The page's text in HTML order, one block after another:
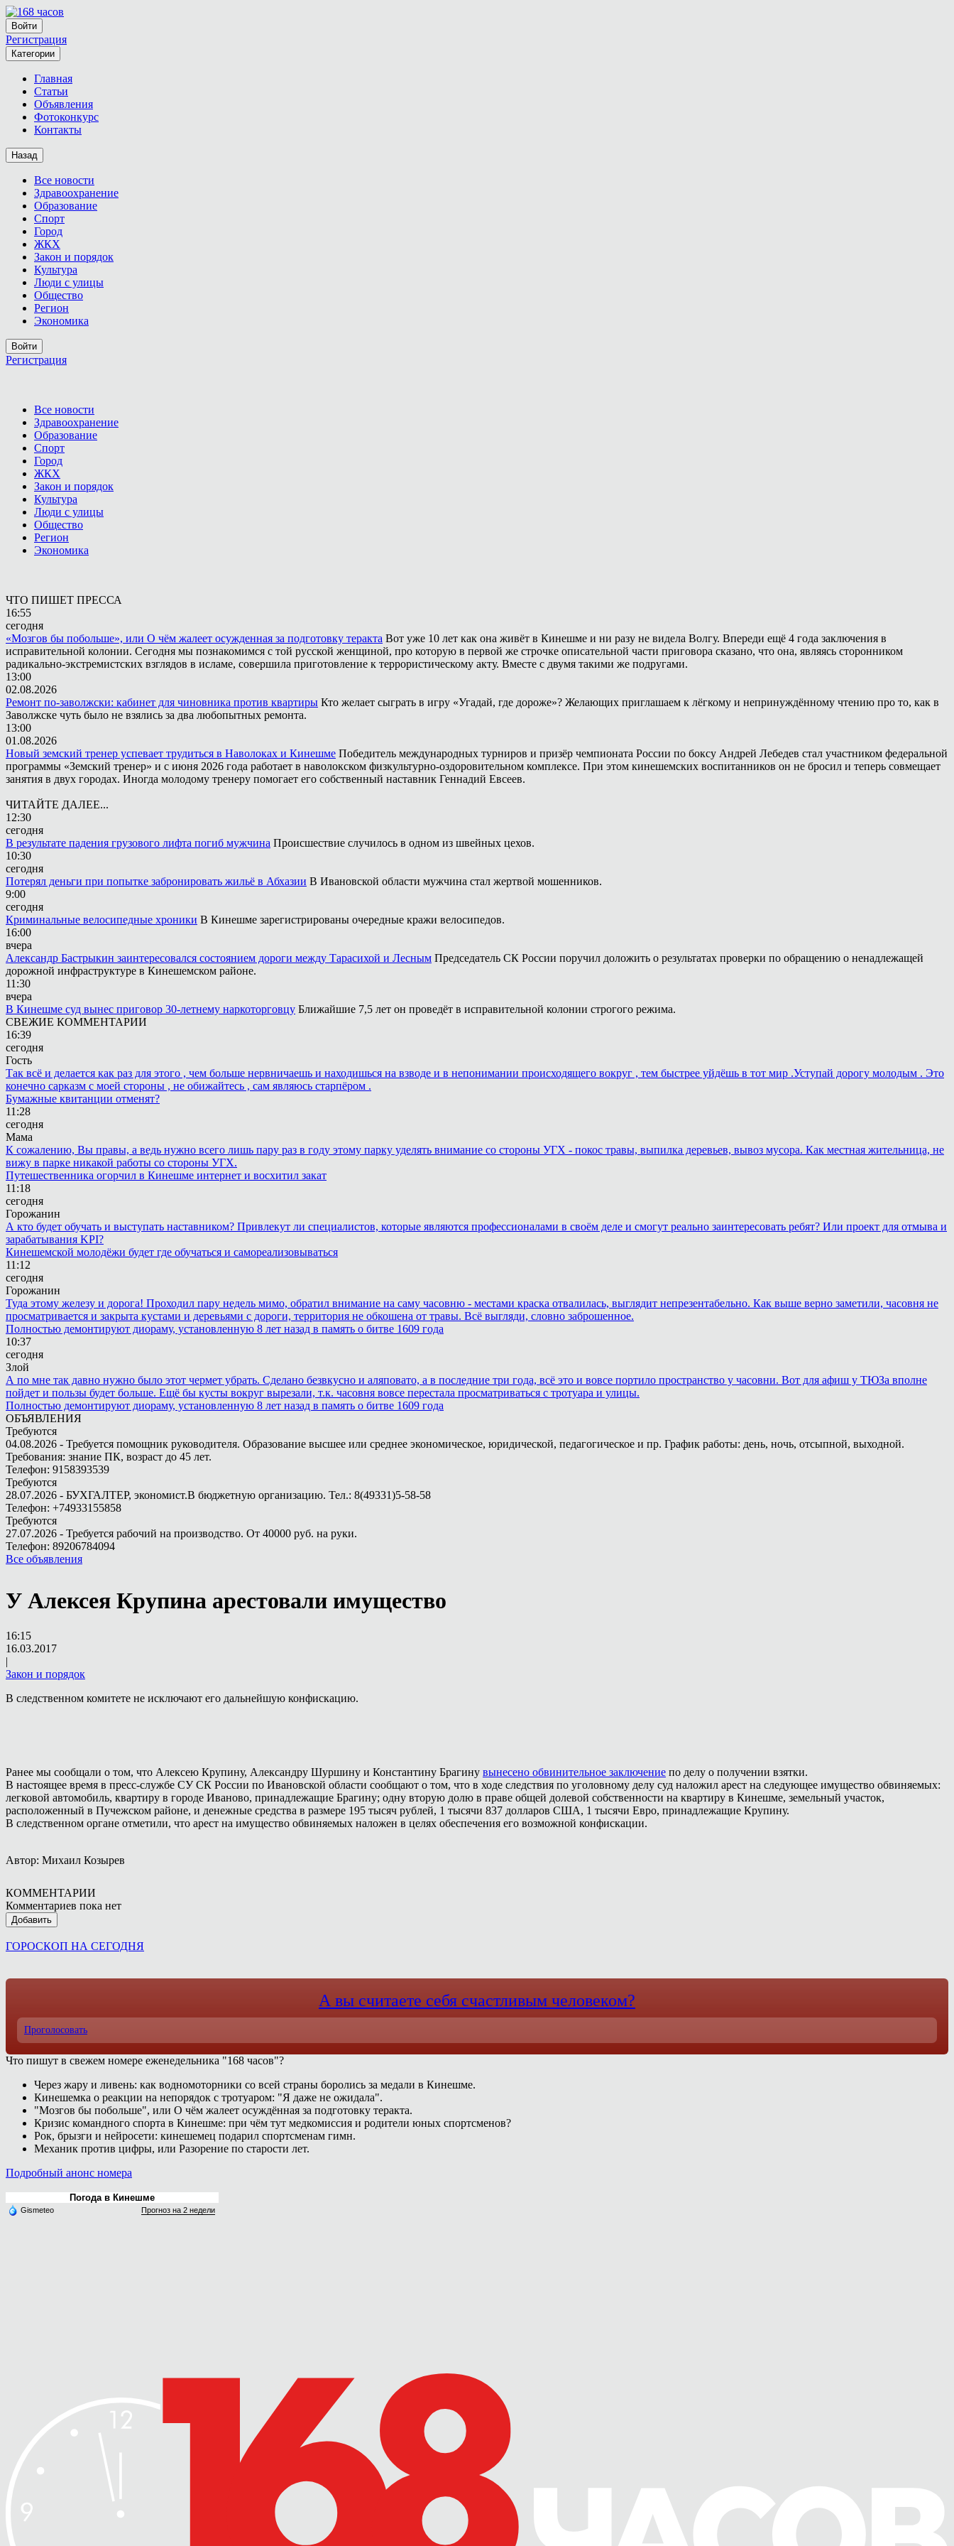
Войти
Регистрация
Категории
Главная
Статьи
Объявления
Фотоконкурс
Контакты
Назад
Все новости
Здравоохранение
Образование
Спорт
Город
ЖКХ
Закон и порядок
Культура
Люди с улицы
Общество
Регион
Экономика
Войти
Регистрация
Все новости
Здравоохранение
Образование
Спорт
Город
ЖКХ
Закон и порядок
Культура
Люди с улицы
Общество
Регион
Экономика
ЧТО ПИШЕТ ПРЕССА
16:55
сегодня
«Мозгов бы побольше», или О чём жалеет осужденная за подготовку теракта Вот уже 10 лет как она живёт в Кинешме и ни разу не видела Волгу. Впереди ещё 4 года заключения в
исправительной колонии. Сегодня мы познакомимся с той русской женщиной, про которую в первой же строчке описательной части приговора сказано, что она, являясь сторонником
радикально-экстремистских взглядов в исламе, совершила приготовление к террористическому акту. Вместе с двумя такими же подругами.
13:00
02.08.2026
Ремонт по-заволжски: кабинет для чиновника против квартиры Кто желает сыграть в игру «Угадай, где дороже»? Желающих приглашаем к лёгкому и непринуждённому чтению про то, как в
Заволжске чуть было не взялись за два любопытных ремонта.
13:00
01.08.2026
Новый земский тренер успевает трудиться в Наволоках и Кинешме Победитель международных турниров и призёр чемпионата России по боксу Андрей Лебедев стал участником федеральной
программы «Земский тренер» и с июня 2026 года работает в наволокском физкультурно-оздоровительном комплексе. При этом кинешемских воспитанников он не бросил и теперь совмещает
занятия в двух городах. Иногда молодому тренеру помогает его собственный наставник Геннадий Евсеев.
ЧИТАЙТЕ ДАЛЕЕ...
12:30
сегодня
В результате падения грузового лифта погиб мужчина Происшествие случилось в одном из швейных цехов.
10:30
сегодня
Потерял деньги при попытке забронировать жильё в Абхазии В Ивановской области мужчина стал жертвой мошенников.
9:00
сегодня
Криминальные велосипедные хроники В Кинешме зарегистрированы очередные кражи велосипедов.
16:00
вчера
Александр Бастрыкин заинтересовался состоянием дороги между Тарасихой и Лесным Председатель СК России поручил доложить о результатах проверки по обращению о ненадлежащей
дорожной инфраструктуре в Кинешемском районе.
11:30
вчера
В Кинешме суд вынес приговор 30-летнему наркоторговцу Ближайшие 7,5 лет он проведёт в исправительной колонии строгого режима.
СВЕЖИЕ КОММЕНТАРИИ
16:39
сегодня
Гость
Так всё и делается как раз для этого , чем больше нервничаешь и находишься на взводе и в непонимании происходящего вокруг , тем быстрее уйдёшь в тот мир .Уступай дорогу молодым . Это
конечно сарказм с моей стороны , не обижайтесь , сам являюсь старпёром .
Бумажные квитанции отменят?
11:28
сегодня
Мама
К сожалению, Вы правы, а ведь нужно всего лишь пару раз в году этому парку уделять внимание со стороны УГХ - покос травы, выпилка деревьев, вывоз мусора. Как местная жительница, не
вижу в парке никакой работы со стороны УГХ.
Путешественника огорчил в Кинешме интернет и восхитил закат
11:18
сегодня
Горожанин
А кто будет обучать и выступать наставником? Привлекут ли специалистов, которые являются профессионалами в своём деле и смогут реально заинтересовать ребят? Или проект для отмыва и
зарабатывания KPI?
Кинешемской молодёжи будет где обучаться и самореализовываться
11:12
сегодня
Горожанин
Туда этому железу и дорога! Проходил пару недель мимо, обратил внимание на саму часовню - местами краска отвалилась, выглядит непрезентабельно. Как выше верно заметили, часовня не
просматривается и закрыта кустами и деревьями с дороги, территория не обкошена от травы. Всё выгляди, словно заброшенное.
Полностью демонтируют диораму, установленную 8 лет назад в память о битве 1609 года
10:37
сегодня
Злой
А по мне так давно нужно было этот чермет убрать. Сделано безвкусно и аляповато, а в последние три года, всё это и вовсе портило пространство у часовни. Вот для афиш у ТЮЗа вполне
пойдет и пользы будет больше. Ещё бы кусты вокруг вырезали, т.к. часовня вовсе перестала просматриваться с тротуара и улицы.
Полностью демонтируют диораму, установленную 8 лет назад в память о битве 1609 года
ОБЪЯВЛЕНИЯ
Требуются
04.08.2026 - Требуется помощник руководителя. Образование высшее или среднее экономическое, юридической, педагогическое и пр. График работы: день, ночь, отсыпной, выходной.
Требования: знание ПК, возраст до 45 лет.
Телефон: 9158393539
Требуются
28.07.2026 - БУХГАЛТЕР, экономист.В бюджетную организацию. Тел.: 8(49331)5-58-58
Телефон: +74933155858
Требуются
27.07.2026 - Требуется рабочий на производство. От 40000 руб. на руки.
Телефон: 89206784094
Все объявления
У Алексея Крупина арестовали имущество
16:15
16.03.2017
|
Закон и порядок
В следственном комитете не исключают его дальнейшую конфискацию.
Ранее мы сообщали о том, что Алексею Крупину, Александру Шуршину и Константину Брагину вынесено обвинительное заключение по делу о получении взятки.
В настоящее время в пресс-службе СУ СК России по Ивановской области сообщают о том, что в ходе следствия по уголовному делу суд наложил арест на следующее имущество обвиняемых:
легковой автомобиль, квартиру в городе Иваново, принадлежащие Брагину; одну вторую долю в праве общей долевой собственности на квартиру в Кинешме, земельный участок,
расположенный в Пучежском районе, и денежные средства в размере 195 тысяч рублей, 1 тысячи 837 долларов США, 1 тысячи Евро, принадлежащие Крупину.
В следственном органе отметили, что арест на имущество обвиняемых наложен в целях обеспечения его возможной конфискации.
Автор: Михаил Козырев
КОММЕНТАРИИ
Комментариев пока нет
Добавить
ГОРОСКОП НА СЕГОДНЯ
А вы считаете себя счастливым человеком?
Проголосовать
Что пишут в свежем номере еженедельника "168 часов"?
Через жару и ливень: как водномоторники со всей страны боролись за медали в Кинешме.
Кинешемка о реакции на непорядок с тротуаром: "Я даже не ожидала".
"Мозгов бы побольше", или О чём жалеет осуждённая за подготовку теракта.
Кризис командного спорта в Кинешме: при чём тут медкомиссия и родители юных спортсменов?
Рок, брызги и нейросети: кинешемец подарил спортсменам гимн.
Механик против цифры, или Разорение по старости лет.
Подробный анонс номера
Погода в Кинешме
Gismeteo Прогноз на 2 недели